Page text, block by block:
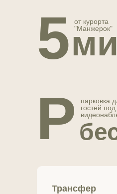
Трансфер
парковка
гостей под
Р
от курорта
"Манжерок"
5